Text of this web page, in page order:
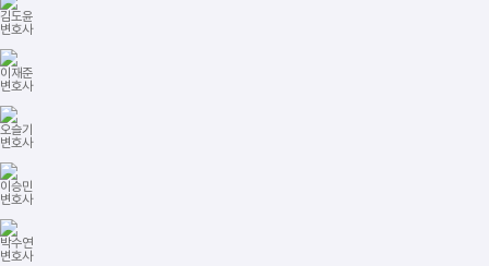
김도윤
변호사
이재준
변호사
오슬기
변호사
이승민
변호사
박수연
변호사